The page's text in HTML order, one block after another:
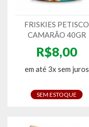
FRISKIES PETISCO
CAMARÃO 40GR
R$8,00
em até 3x sem juros
SEM ESTOQUE